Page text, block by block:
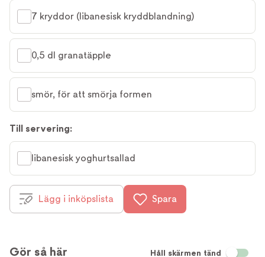
7 kryddor (libanesisk kryddblandning)
0,5 dl granatäpple
smör, för att smörja formen
Till servering:
libanesisk yoghurtsallad
Lägg i inköpslista Spara
Gör så här Håll skärmen tänd